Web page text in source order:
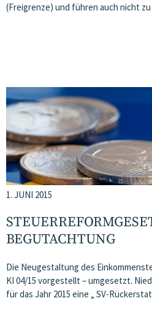
(Freigrenze) und führen auch nicht
1. JUNI 2015
BEGUTACHTUNG
Die Neugestaltung des
KI 04/15 vorgestellt – umgesetzt.
für das Jahr 2015 eine „ SV-